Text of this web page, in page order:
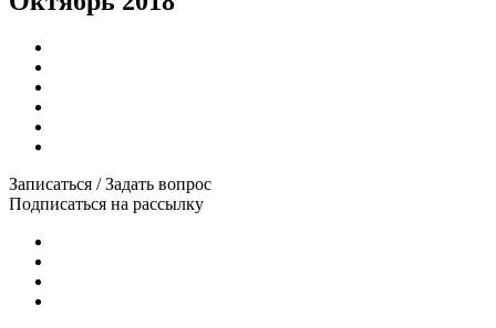
Записаться / Задать вопрос
Подписаться на рассылку